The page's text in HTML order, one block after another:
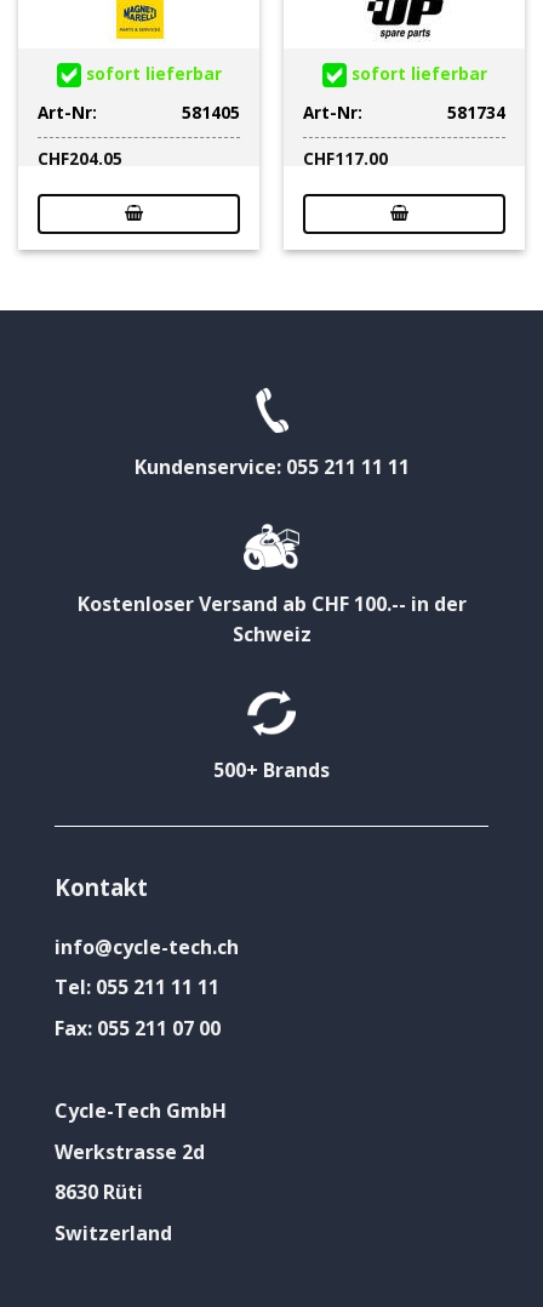
sofort lieferbar
Art-Nr:
581405
CHF204.05
sofort lieferbar
Art-Nr:
581734
CHF117.00
Kundenservice: 055 211 11 11
Kostenloser Versand ab CHF 100.-- in der
Schweiz
500+ Brands
Kontakt
info@cycle-tech.ch
Tel: 055 211 11 11
Fax: 055 211 07 00
Cycle-Tech GmbH
Werkstrasse 2d
8630 Rüti
Switzerland